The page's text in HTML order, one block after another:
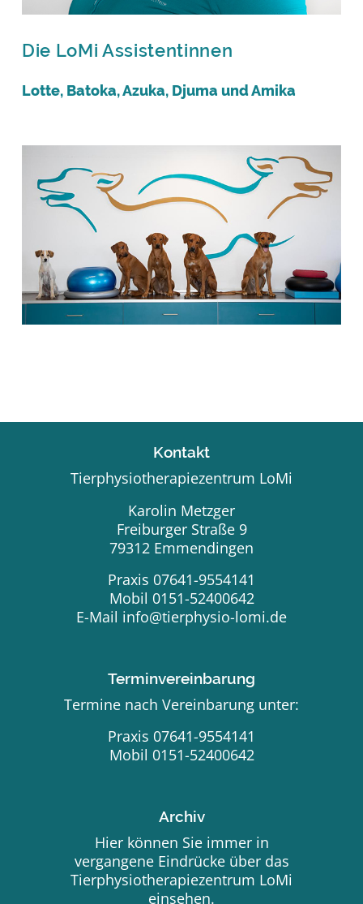
Die LoMi Assistentinnen
Lotte, Batoka, Azuka, Djuma und Amika
Kontakt
Tierphysiotherapiezentrum LoMi
Karolin Metzger
Freiburger Straße 9
79312 Emmendingen
Praxis 07641-9554141
Mobil 0151-52400642
E-Mail info@tierphysio-lomi.de
Terminvereinbarung
Termine nach Vereinbarung unter:
Praxis 07641-9554141
Mobil 0151-52400642
Archiv
Hier können Sie immer in
vergangene Eindrücke über das
Tierphysiotherapiezentrum LoMi
einsehen.